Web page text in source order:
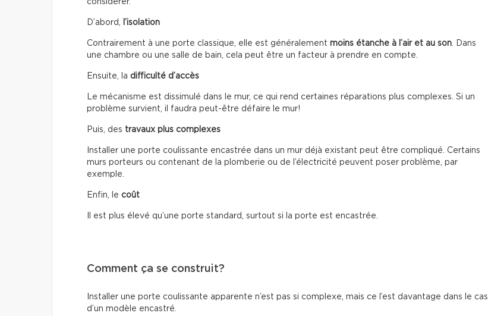
considérer.
D’abord, l’isolation
Contrairement à une porte classique, elle est généralement moins étanche à l’air et au son. Dans
une chambre ou une salle de bain, cela peut être un facteur à prendre en compte.
Ensuite, la difficulté d’accès
Le mécanisme est dissimulé dans le mur, ce qui rend certaines réparations plus complexes. Si un
problème survient, il faudra peut-être défaire le mur!
Puis, des travaux plus complexes
Installer une porte coulissante encastrée dans un mur déjà existant peut être compliqué. Certains
murs porteurs ou contenant de la plomberie ou de l’électricité peuvent poser problème, par
exemple.
Enfin, le coût
Il est plus élevé qu’une porte standard, surtout si la porte est encastrée.
Comment ça se construit?
Installer une porte coulissante apparente n’est pas si complexe, mais ce l’est davantage dans le cas
d’un modèle encastré.